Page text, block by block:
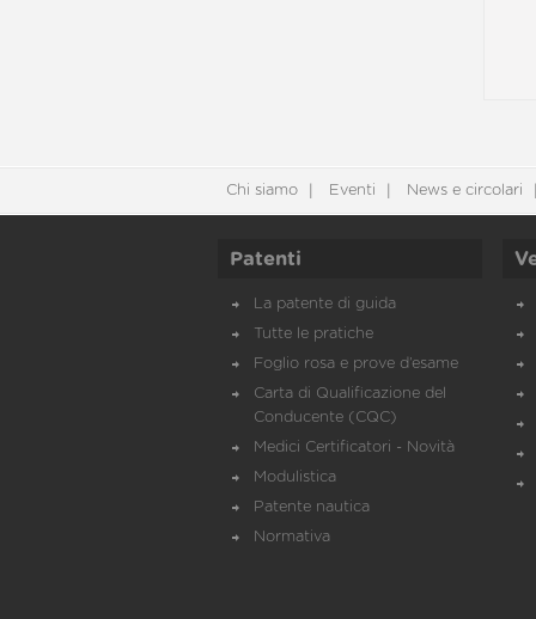
Chi siamo Eventi News e circolari
Patenti
La patente di guida
Tutte le pratiche
Foglio rosa e prove d’esame
Carta di Qualificazione del
Conducente (CQC)
Medici Certificatori - Novità
Modulistica
Patente nautica
Normativa